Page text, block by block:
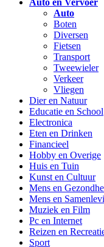
Auto
Boten
Diversen
Fietsen
Transport
Tweewieler
Verkeer
Vliegen
Dier en Natuur
Educatie en School
Electronica
Eten en Drinken
Financieel
Hobby en Overige
Huis en Tuin
Kunst en Cultuur
Mens en
Mens en
Muziek en Film
Pc en Internet
Reizen en
Sport